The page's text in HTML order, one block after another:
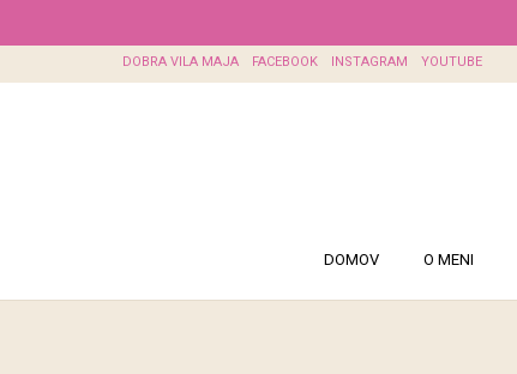
DOBRA VILA MAJA FACEBOOK INSTAGRAM YOUTUBE
DOMOV O MENI